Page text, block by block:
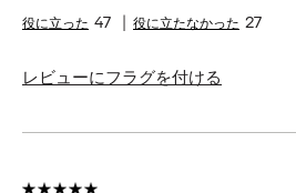
47 27
レビューにフラグを付ける